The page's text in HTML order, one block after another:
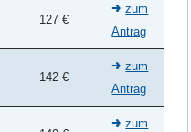
127 €
zum
Antrag
142 €
zum
Antrag
zum